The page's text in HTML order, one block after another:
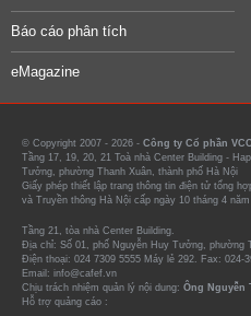
Báo cáo phân tích
eMagazine
© Copyright 2007 - 2026 - Công ty Cổ phần
Tầng 17, 19, 20, 21 Toà nhà Center Building -
Tưởng, phường Thanh Xuân, thành phố Hà Nội
Giấy phép thiết lập trang thông tin điện tử tổng
và Truyền thông Hà Nội cấp ngày 10 tháng 4 năm
Tầng 21, tòa nhà Center Building.
Địa chỉ: Số 01, phố Nguyễn Huy Tưởng, phường
Điện thoại: 024 7309 5555 Máy lẻ 292. Fax: 024-
Email: info@cafef.vn
Chịu trách nhiệm quản lý nội dung: Ông Nguyễn
Hỗ trợ quảng cáo :